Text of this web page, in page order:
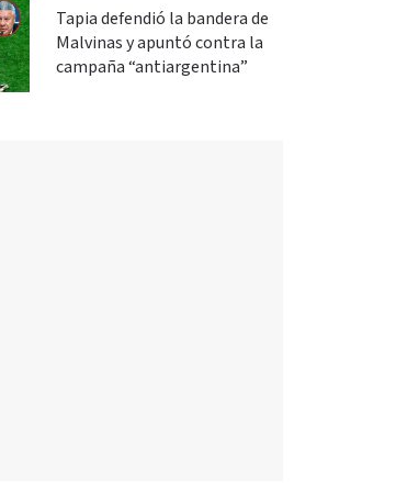
Tapia defendió la bandera de
Malvinas y apuntó contra la
campaña “antiargentina”